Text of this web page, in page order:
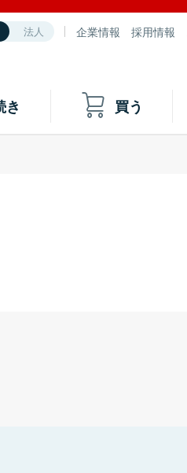
法人 企業情報 採用情報
き 買う